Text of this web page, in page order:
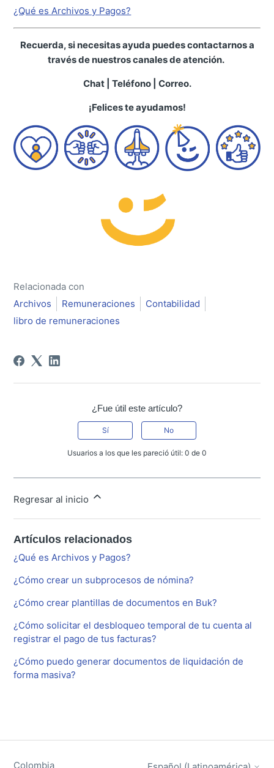
¿Qué es Archivos y Pagos?
Recuerda, si necesitas ayuda puedes contactarnos a
través de nuestros canales de atención.
Chat | Teléfono | Correo.
¡Felices te ayudamos!
Relacionada con
Archivos
Remuneraciones
Contabilidad
libro de remuneraciones
¿Fue útil este artículo?
Sí No
Usuarios a los que les pareció útil: 0 de 0
Regresar al inicio
Artículos relacionados
¿Qué es Archivos y Pagos?
¿Cómo crear un subprocesos de nómina?
¿Cómo crear plantillas de documentos en Buk?
¿Cómo solicitar el desbloqueo temporal de tu cuenta al
registrar el pago de tus facturas?
¿Cómo puedo generar documentos de liquidación de
forma masiva?
Colombia